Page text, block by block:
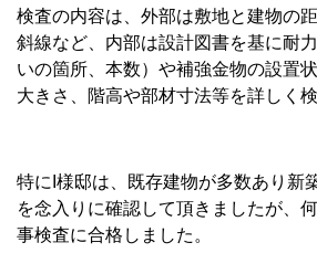
検査の内容は、外部は敷地と建物の
斜線など、内部は設計図書を基に耐
いの箇所、本数）や補強金物の設置
大きさ、階高や部材寸法等を詳しく
特にI様邸は、既存建物が多数あり新
を念入りに確認して頂きましたが、
事検査に合格しました。